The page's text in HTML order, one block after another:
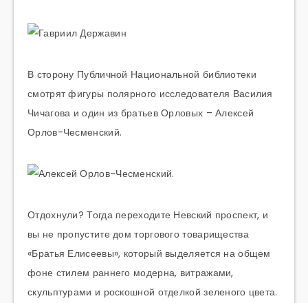
В сторону Публичной Национальной библиотеки
смотрят фигуры полярного исследователя Василия
Чичагова и один из братьев Орловых – Алексей
Орлов-Чесменский.
Отдохнули? Тогда переходите Невский проспект, и
вы не пропустите дом торгового товарищества
«Братья Елисеевы», который выделяется на общем
фоне стилем раннего модерна, витражами,
скульптурами и роскошной отделкой зеленого цвета.